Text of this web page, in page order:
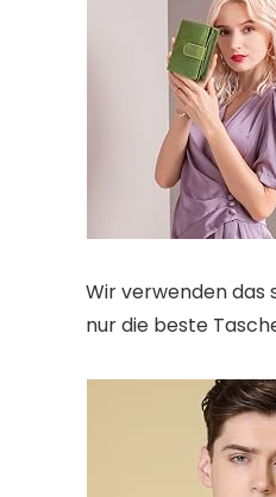
Wir verwenden das
nur die beste